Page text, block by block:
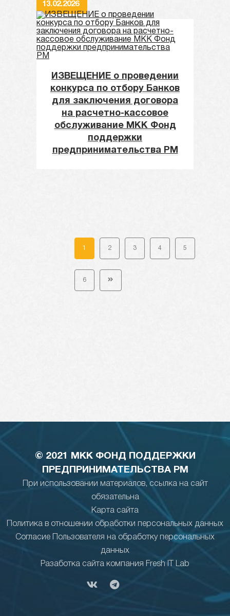
ИЗВЕЩЕНИЕ о проведении
конкурса по отбору Банков
для заключения договора
на расчетно-кассовое
обслуживание МКК Фонд
поддержки
предпринимательства РМ
13.02.2026
1 2 3 4 5
6
© 2021 МКК ФОНД ПОДДЕРЖКИ
ПРЕДПРИНИМАТЕЛЬСТВА РМ
При использовании материалов, ссылка на сайт
обязательна
Карта сайта
Политика в отношении обработки персональных данных
Согласие Пользователя на обработку персональных
данных
Разаботка сайта компания Fresh IT Lab